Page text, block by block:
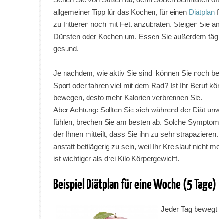
allgemeiner Tipp für das Kochen, für einen Diätplan
zu frittieren noch mit Fett anzubraten. Steigen Sie
Dünsten oder Kochen um. Essen Sie außerdem
gesund.
Je nachdem, wie aktiv Sie sind, können Sie noch
Sport oder fahren viel mit dem Rad? Ist Ihr Beruf
bewegen, desto mehr Kalorien verbrennen Sie.
Aber Achtung: Sollten Sie sich während der Diät
fühlen, brechen Sie am besten ab. Solche
der Ihnen mitteilt, dass Sie ihn zu sehr
anstatt bettlägerig zu sein, weil Ihr Kreislauf nicht
ist wichtiger als drei Kilo Körpergewicht.
Beispiel Diätplan für eine Woche (5 Tage)
Jeder Tag